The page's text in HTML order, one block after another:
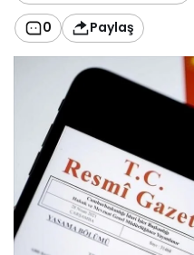
0 Paylaş